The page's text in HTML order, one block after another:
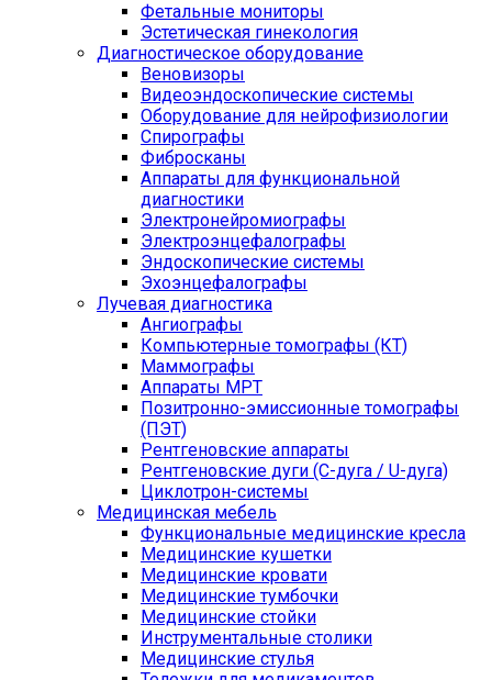
Фетальные мониторы
Эстетическая гинекология
Диагностическое оборудование
Веновизоры
Видеоэндоскопические системы
Оборудование для нейрофизиологии
Спирографы
Фибросканы
Аппараты для функциональной
диагностики
Электронейромиографы
Электроэнцефалографы
Эндоскопические системы
Эхоэнцефалографы
Лучевая диагностика
Ангиографы
Компьютерные томографы (КТ)
Маммографы
Аппараты МРТ
Позитронно-эмиссионные томографы
(ПЭТ)
Рентгеновские аппараты
Рентгеновские дуги (С-дуга / U-дуга)
Циклотрон-системы
Медицинская мебель
Функциональные медицинские кресла
Медицинские кушетки
Медицинские кровати
Медицинские тумбочки
Медицинские стойки
Инструментальные столики
Медицинские стулья